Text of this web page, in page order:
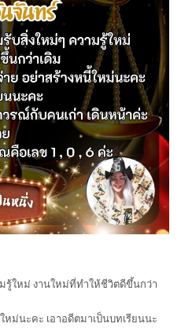
รู้ใหม่ งานใหม่ที่ทำให้ชีวิตดีขึ้นกว่า
หม่นะคะ เอาอดีตมาเป็นบทเรียนนะ